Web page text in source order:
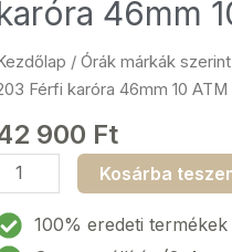
46mm
/ Órák márkák szerint
Férfi karóra 46mm 10 ATM
900 Ft
Thomas
Kosárba
100% eredeti termékek